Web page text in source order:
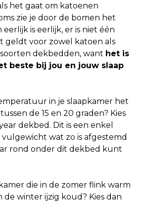
het gaat om katoenen
zie je door de bomen het
eerlijk is eerlijk, er is niet één
geldt voor zowel katoen als
dekbedden, want het is
beste bij jou en jouw slaap
in je slaapkamer het
de 15 en 20 graden? Kies
dekbed. Dit is een enkel
wat zo is afgestemd
rond onder dit dekbed kunt
die in de zomer flink warm
de winter ijzig koud? Kies dan